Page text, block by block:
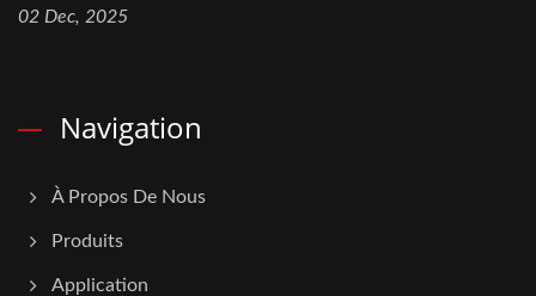
02 Dec, 2025
Navigation
À Propos De Nous
Produits
Application